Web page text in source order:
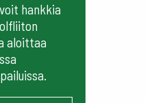
hankkia
aloittaa